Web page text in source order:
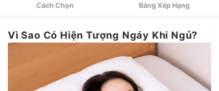
5 Chọn Loại Gối Điện Nếu Ngân Sách Cho Phép
Top 10 Gối Chống Ngáy tốt nhất được ưa chuộng (Tư vấn mua)
Tham Khảo Thêm Nhiều Loại Gối Khác
Cách Chọn Bảng Xếp Hạng
Vì Sao Có Hiện Tượng Ngáy Khi Ngủ?